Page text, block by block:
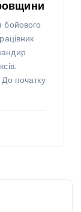
бойового
До початку